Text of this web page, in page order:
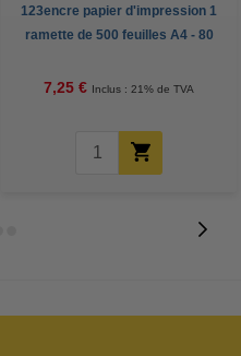
123encre papier d'impression 1
ramette de 500 feuilles A4 - 80
7,25 € Inclus : 21% de TVA